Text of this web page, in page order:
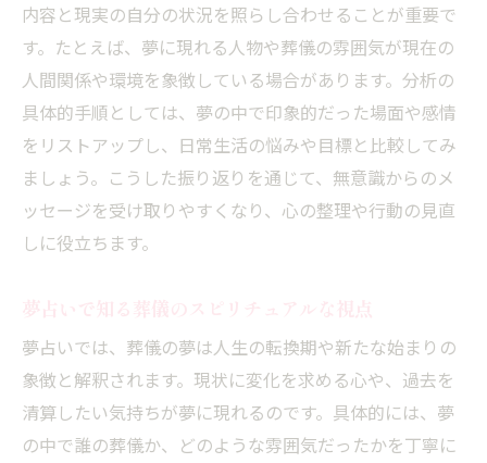
内容と現実の自分の状況を照らし合わせることが重要で
す。たとえば、夢に現れる人物や葬儀の雰囲気が現在の
人間関係や環境を象徴している場合があります。分析の
具体的手順としては、夢の中で印象的だった場面や感情
をリストアップし、日常生活の悩みや目標と比較してみ
ましょう。こうした振り返りを通じて、無意識からのメ
ッセージを受け取りやすくなり、心の整理や行動の見直
しに役立ちます。
夢占いでは、葬儀の夢は人生の転換期や新たな始まりの
象徴と解釈されます。現状に変化を求める心や、過去を
清算したい気持ちが夢に現れるのです。具体的には、夢
の中で誰の葬儀か、どのような雰囲気だったかを丁寧に